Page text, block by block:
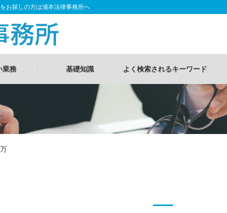
探しの方は浦本法律事務所へ
業務 基礎知識 よく検索されるキーワード